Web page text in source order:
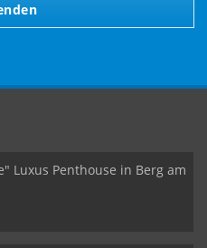
Luxus Penthouse in Berg am